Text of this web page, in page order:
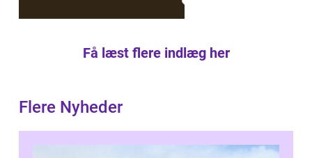
Få læst flere indlæg her
Flere Nyheder